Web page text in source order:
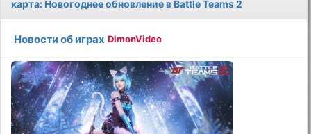
карта: Новогоднее обновление в Battle Teams 2
Новости об играх DimonVideo